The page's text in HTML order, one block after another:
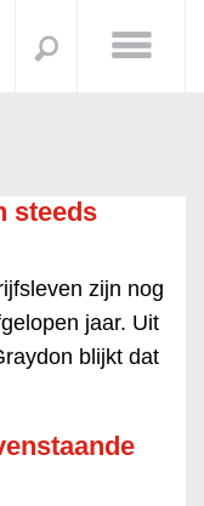
steeds
zijn nog
jaar. Uit
blijkt dat